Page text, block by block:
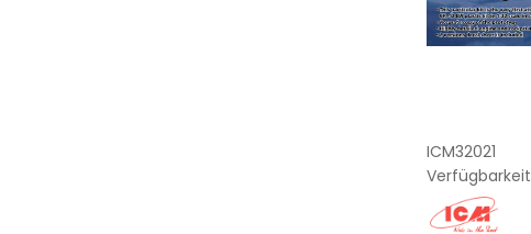
ICM32021
Verfügbarkeit